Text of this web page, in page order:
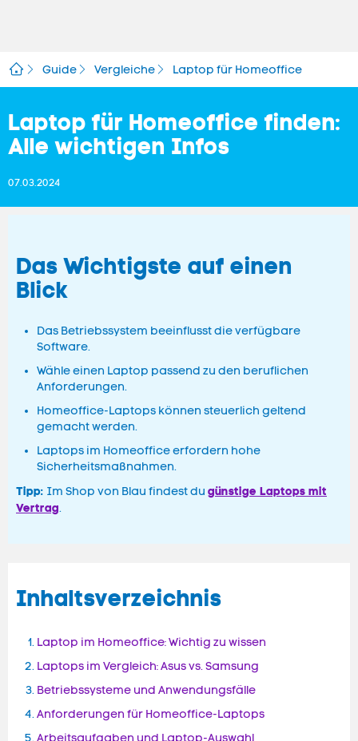
Guide Vergleiche Laptop für Homeoffice
Laptop für Homeoffice finden:
Alle wichtigen Infos
07.03.2024
Das Wichtigste auf einen
Blick
Das Betriebssystem beeinflusst die verfügbare
Software.
Wähle einen Laptop passend zu den beruflichen
Anforderungen.
Homeoffice-Laptops können steuerlich geltend
gemacht werden.
Laptops im Homeoffice erfordern hohe
Sicherheitsmaßnahmen.
Tipp: Im Shop von Blau findest du günstige Laptops mit
Vertrag.
Inhaltsverzeichnis
Laptop im Homeoffice: Wichtig zu wissen
Laptops im Vergleich: Asus vs. Samsung
Betriebssysteme und Anwendungsfälle
Anforderungen für Homeoffice-Laptops